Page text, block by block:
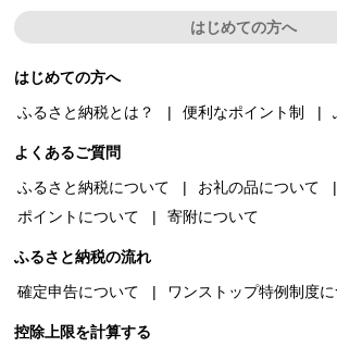
はじめての方へ
はじめての方へ
ふるさと納税とは？
便利なポイント制
よくあるご質問
ふるさと納税について
お礼の品について
ポイントについて
寄附について
ふるさと納税の流れ
確定申告について
ワンストップ特例制度
控除上限を計算する